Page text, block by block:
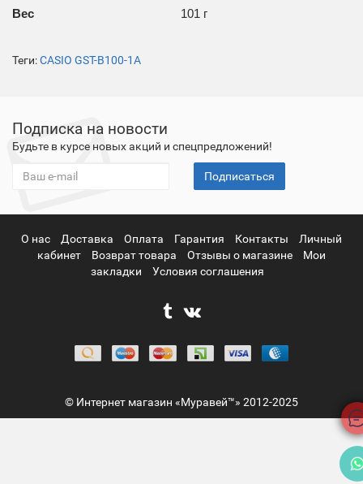
Вес 101 г
Теги:CASIO GST-B100-1A
Подписка на новости
Будьте в курсе новых акций и спецпредложений!
Подписаться
О нас Доставка Оплата Гарантия Контакты
Личный
кабинет
Возврат товара Отзывы о магазине
Мои
закладки
Условия соглашения
© Интернет магазин «Муравей™» 2012-2025